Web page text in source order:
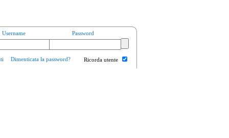
Username Password
Dimenticata la password? Ricorda utente